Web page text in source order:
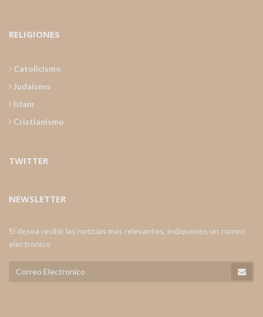
RELIGIONES
Catolicismo
Judaismo
Islam
Cristianismo
TWITTER
NEWSLETTER
Si desea recibir las noticias mas relevantes, indiquenos un correo
electronico